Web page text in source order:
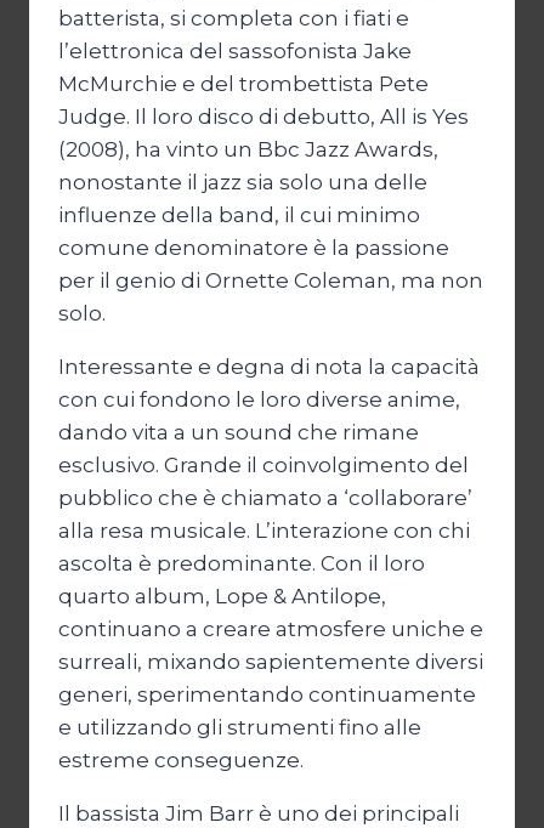
batterista, si completa con i fiati e
l’elettronica del sassofonista Jake
McMurchie e del trombettista Pete
Judge. Il loro disco di debutto, All is Yes
(2008), ha vinto un Bbc Jazz Awards,
nonostante il jazz sia solo una delle
influenze della band, il cui minimo
comune denominatore è la passione
per il genio di Ornette Coleman, ma non
solo.
Interessante e degna di nota la capacità
con cui fondono le loro diverse anime,
dando vita a un sound che rimane
esclusivo. Grande il coinvolgimento del
pubblico che è chiamato a ‘collaborare’
alla resa musicale. L’interazione con chi
ascolta è predominante. Con il loro
quarto album, Lope & Antilope,
continuano a creare atmosfere uniche e
surreali, mixando sapientemente diversi
generi, sperimentando continuamente
e utilizzando gli strumenti fino alle
estreme conseguenze.
Il bassista Jim Barr è uno dei principali